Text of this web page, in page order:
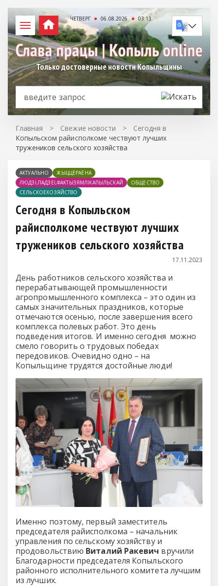
ЧЕТВЕРГ 06.08.2026 03:13
Только достоверные новости Копыльщины
Главная > Свежие новости >
Сегодня в
Копыльском райисполкоме чествуют лучших
тружеников сельского хозяйства
АКТУАЛЬНО
ЖЫЦЦЁРАЁНА
ЛЮДЗІ,ПАДЗЕІ,ФАКТЫЗЯМЛІКАПЫЛЬСКАЙ
ОБЩЕСТВО
СЕЛЬСКОЕХОЗЯЙСТВО
Сегодня в Копыльском
райисполкоме чествуют лучших
тружеников сельского хозяйства
17.11.2023
День работников сельского хозяйства и
перерабатывающей промышленности
агропромышленного комплекса – это один из
самых значительных праздников, которые
отмечаются осенью, после завершения всего
комплекса полевых работ. Это день
подведения итогов. И именно сегодня можно
смело говорить о трудовых победах
передовиков. Очевидно одно – на
Копыльщине трудятся достойные люди!
Именно поэтому, первый заместитель
председателя райисполкома – начальник
управления по сельскому хозяйству и
продовольствию Виталий Ракевич вручили
Благодарности председателя Копыльского
районного исполнительного комитета лучшим
из лучших.